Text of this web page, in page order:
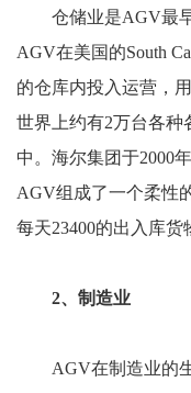
仓储业是AGV最
AGV在美国的South
的仓库内投入运营，
世界上约有2万台各种
中。海尔集团于2000
AGV组成了一个柔性
每天23400的出入库货
2、制造业
AGV在制造业的